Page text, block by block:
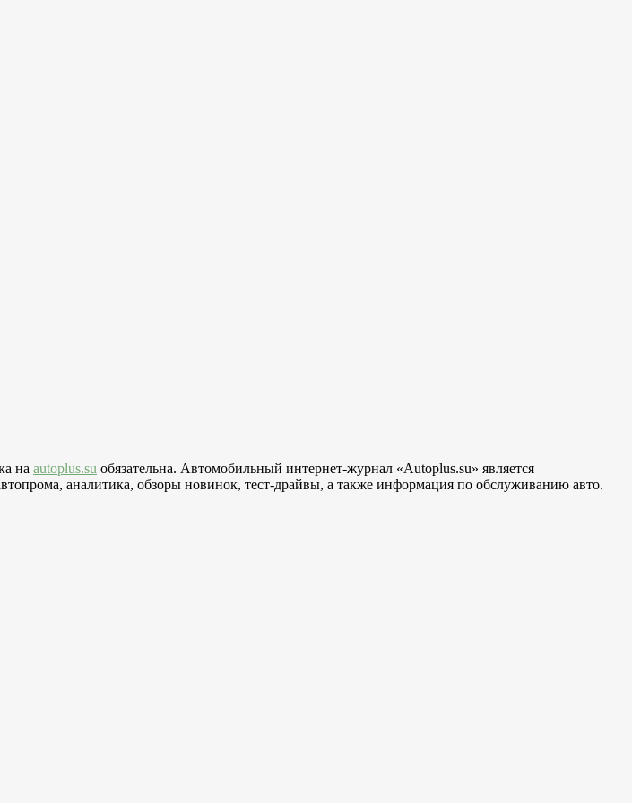
на autoplus.su обязательна. Автомобильный интернет-журнал «Autoplus.su» является
аналитика, обзоры новинок, тест-драйвы, а также информация по обслуживанию авто.